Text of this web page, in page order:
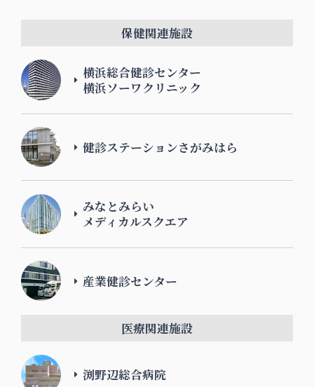
保健関連施設
横浜総合健診センター
横浜ソーワクリニック
健診ステーションさがみはら
みなとみらい
メディカルスクエア
産業健診センター
医療関連施設
渕野辺総合病院